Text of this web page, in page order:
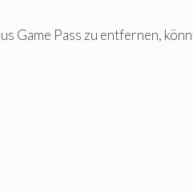
Game Pass zu entfernen,